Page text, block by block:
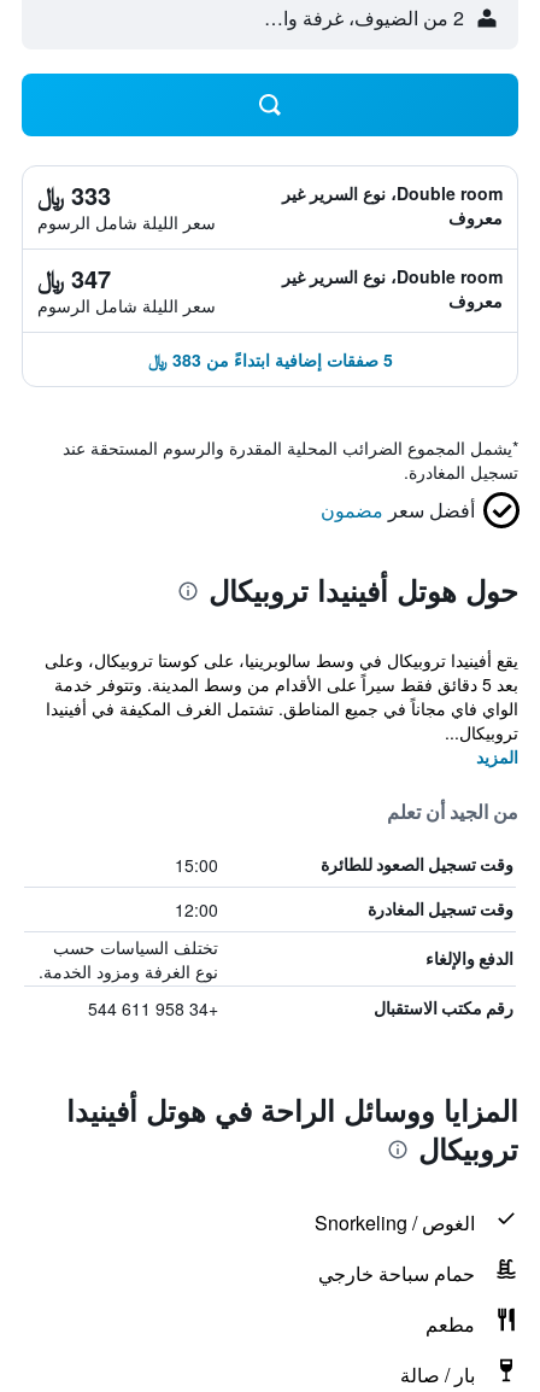
2 من الضيوف، غرفة واحدة
Double room، نوع السرير غير
معروف
333 ﷼
سعر الليلة شامل الرسوم
Double room، نوع السرير غير
معروف
347 ﷼
سعر الليلة شامل الرسوم
5 صفقات إضافية ابتداءً من 383 ﷼
*يشمل المجموع الضرائب المحلية المقدرة والرسوم المستحقة عند
تسجيل المغادرة.
أفضل سعر مضمون
حول هوتل أفينيدا تروبيكال
يقع أفينيدا تروبيكال في وسط سالوبرينيا، على كوستا تروبيكال، وعلى
بعد 5 دقائق فقط سيراً على الأقدام من وسط المدينة. وتتوفر خدمة
الواي فاي مجاناً في جميع المناطق. تشتمل الغرف المكيفة في أفينيدا
تروبيكال...
المزيد
من الجيد أن تعلم
وقت تسجيل الصعود للطائرة 15:00
وقت تسجيل المغادرة 12:00
الدفع والإلغاء
تختلف السياسات حسب
نوع الغرفة ومزود الخدمة.
رقم مكتب الاستقبال +34 958 611 544
المزايا ووسائل الراحة في هوتل أفينيدا
تروبيكال
الغوص / Snorkeling
حمام سباحة خارجي
مطعم
بار / صالة